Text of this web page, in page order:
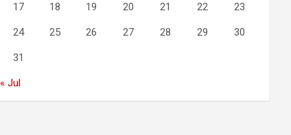
17 18 19 20 21 22 23
24 25 26 27 28 29 30
31
« Jul